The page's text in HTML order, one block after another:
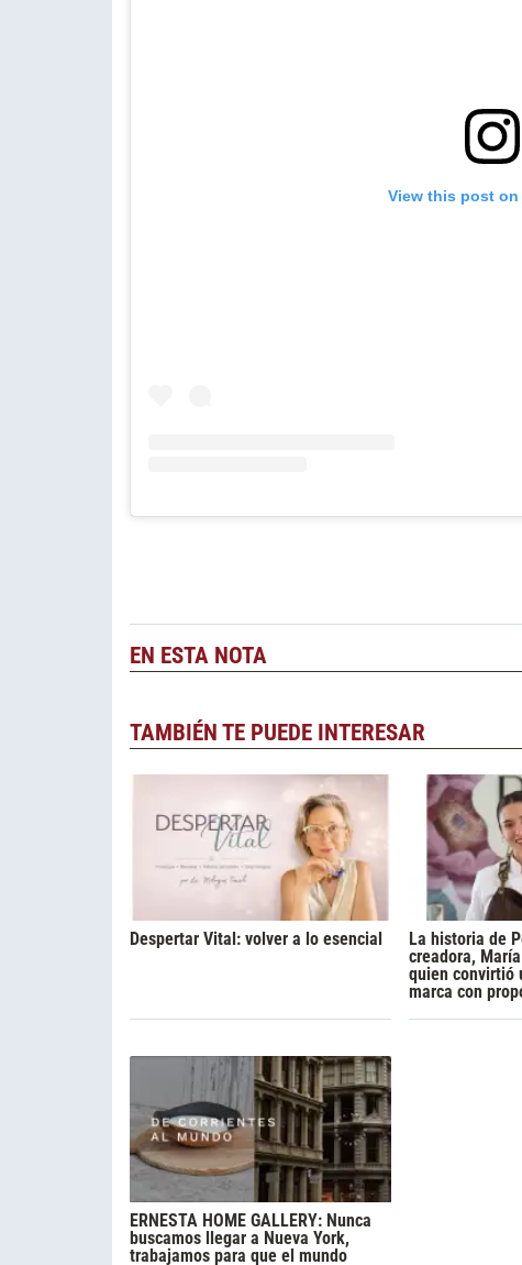
View this post on
EN ESTA NOTA
TAMBIÉN TE PUEDE INTERESAR
Despertar Vital: volver a lo esencial
La historia de
creadora,
quien convirtió
marca con
ERNESTA HOME GALLERY: Nunca
buscamos llegar a Nueva York,
trabajamos para que el mundo